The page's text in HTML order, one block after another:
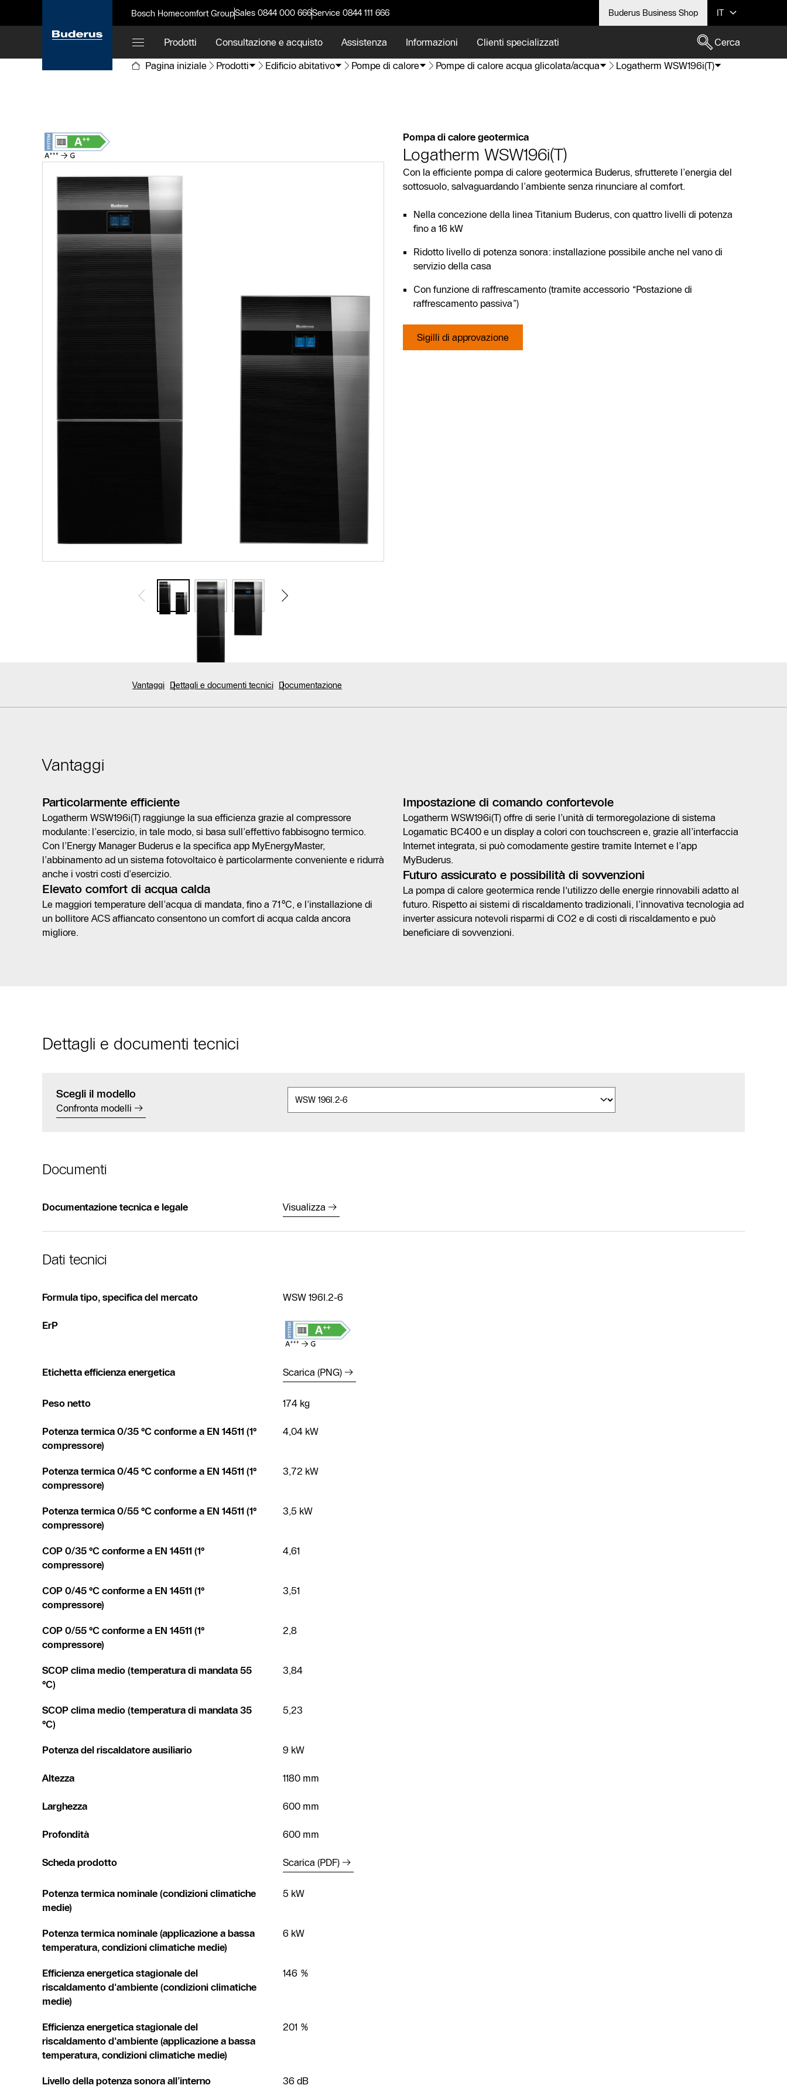
Bosch Homecomfort GroupSales 0844 000 666Service 0844 111 666 Buderus Business Shop IT
Prodotti Consultazione e acquisto Assistenza Informazioni Clienti specializzati
Cerca
Pagina iniziale
Prodotti Edificio abitativo Pompe di calore Pompe di calore acqua glicolata/acqua Logatherm WSW196i(T)
Pompa di calore geotermica
Logatherm WSW196i(T)
Con la efficiente pompa di calore geotermica Buderus, sfrutterete l’energia del
sottosuolo, salvaguardando l’ambiente senza rinunciare al comfort.
Nella concezione della linea Titanium Buderus, con quattro livelli di potenza
fino a 16 kW
Ridotto livello di potenza sonora: installazione possibile anche nel vano di
servizio della casa
Con funzione di raffrescamento (tramite accessorio “Postazione di
raffrescamento passiva”)
Sigilli di approvazione
Vantaggi Dettagli e documenti tecnici Documentazione
Vantaggi
Particolarmente efficiente
Logatherm WSW196i(T) raggiunge la sua efficienza grazie al compressore
modulante: l’esercizio, in tale modo, si basa sull’effettivo fabbisogno termico.
Con l’Energy Manager Buderus e la specifica app MyEnergyMaster,
l’abbinamento ad un sistema fotovoltaico è particolarmente conveniente e ridurrà
anche i vostri costi d’esercizio.
Elevato comfort di acqua calda
Le maggiori temperature dell’acqua di mandata, fino a 71 °C, e l’installazione di
un bollitore ACS affiancato consentono un comfort di acqua calda ancora
migliore.
Impostazione di comando confortevole
Logatherm WSW196i(T) offre di serie l’unità di termoregolazione di sistema
Logamatic BC400 e un display a colori con touchscreen e, grazie all’interfaccia
Internet integrata, si può comodamente gestire tramite Internet e l’app
MyBuderus.
Futuro assicurato e possibilità di sovvenzioni
La pompa di calore geotermica rende l'utilizzo delle energie rinnovabili adatto al
futuro. Rispetto ai sistemi di riscaldamento tradizionali, l’innovativa tecnologia ad
inverter assicura notevoli risparmi di CO2 e di costi di riscaldamento e può
beneficiare di sovvenzioni.
Dettagli e documenti tecnici
Scegli il modello
Confronta modelli
Documenti
Documentazione tecnica e legale Visualizza
Dati tecnici
Formula tipo, specifica del mercato WSW 196I.2-6
ErP
Etichetta efficienza energetica Scarica (PNG)
Peso netto 174 kg
Potenza termica 0/35 °C conforme a EN 14511 (1°
compressore)
4,04 kW
Potenza termica 0/45 °C conforme a EN 14511 (1°
compressore)
3,72 kW
Potenza termica 0/55 °C conforme a EN 14511 (1°
compressore)
3,5 kW
COP 0/35 °C conforme a EN 14511 (1°
compressore)
4,61
COP 0/45 °C conforme a EN 14511 (1°
compressore)
3,51
COP 0/55 °C conforme a EN 14511 (1°
compressore)
2,8
SCOP clima medio (temperatura di mandata 55
°C)
3,84
SCOP clima medio (temperatura di mandata 35
°C)
5,23
Potenza del riscaldatore ausiliario 9 kW
Altezza 1180 mm
Larghezza 600 mm
Profondità 600 mm
Scheda prodotto Scarica (PDF)
Potenza termica nominale (condizioni climatiche
medie)
5 kW
Potenza termica nominale (applicazione a bassa
temperatura, condizioni climatiche medie)
6 kW
Efficienza energetica stagionale del
riscaldamento d'ambiente (condizioni climatiche
medie)
146 %
Efficienza energetica stagionale del
riscaldamento d'ambiente (applicazione a bassa
temperatura, condizioni climatiche medie)
201 %
Livello della potenza sonora all’interno 36 dB